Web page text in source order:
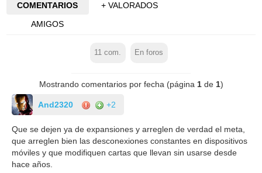
COMENTARIOS
+ VALORADOS
AMIGOS
11 com. En foros
Mostrando comentarios por fecha (página 1de 1)
And2320 +2
Que se dejen ya de expansiones y arreglen de verdad el meta,
que arreglen bien las desconexiones constantes en dispositivos
móviles y que modifiquen cartas que llevan sin usarse desde
hace años.